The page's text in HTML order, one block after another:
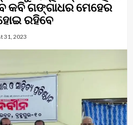
କବି ଗଙ୍ଗାଧର ମେହେର
ରହିବେ
31, 2023